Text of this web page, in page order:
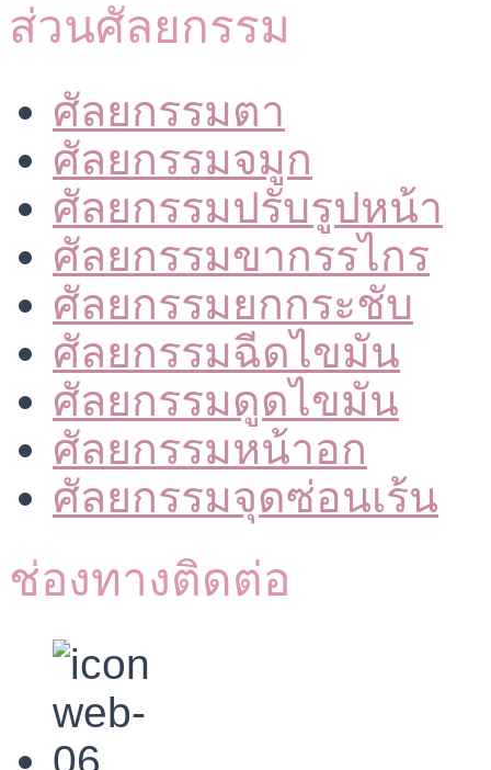
ส่วนศัลยกรรม
ศัลยกรรมตา
ศัลยกรรมจมูก
ศัลยกรรมปรับรูปหน้า
ศัลยกรรมขากรรไกร
ศัลยกรรมยกกระชับ
ศัลยกรรมฉีดไขมัน
ศัลยกรรมดูดไขมัน
ศัลยกรรมหน้าอก
ศัลยกรรมจุดซ่อนเร้น
ช่องทางติดต่อ